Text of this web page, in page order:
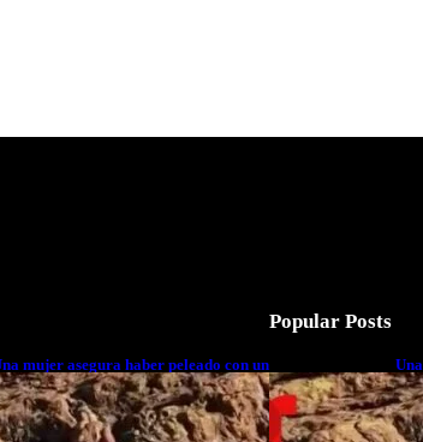
mujer asegura haber peleado con un
cuerpo a cuerpo
Popular Posts